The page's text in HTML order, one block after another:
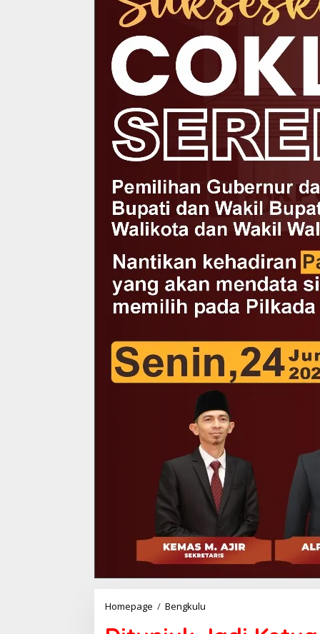
Homepage / Bengkulu
Ketua